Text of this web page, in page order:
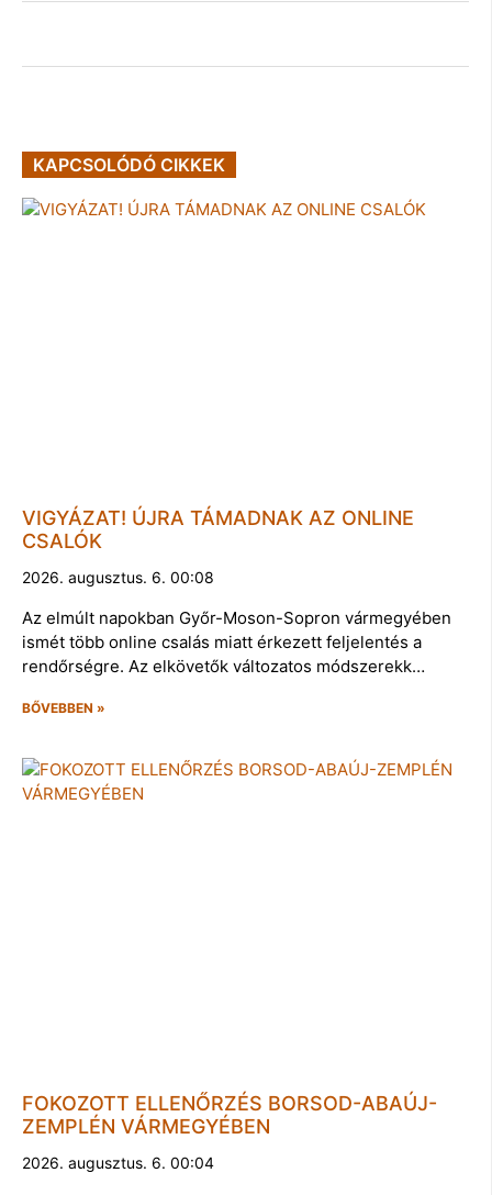
KAPCSOLÓDÓ CIKKEK
VIGYÁZAT! ÚJRA TÁMADNAK AZ ONLINE
CSALÓK
2026. augusztus. 6. 00:08
Az elmúlt napokban Győr-Moson-Sopron vármegyében
ismét több online csalás miatt érkezett feljelentés a
rendőrségre. Az elkövetők változatos módszerekk…
BŐVEBBEN »
FOKOZOTT ELLENŐRZÉS BORSOD-ABAÚJ-
ZEMPLÉN VÁRMEGYÉBEN
2026. augusztus. 6. 00:04